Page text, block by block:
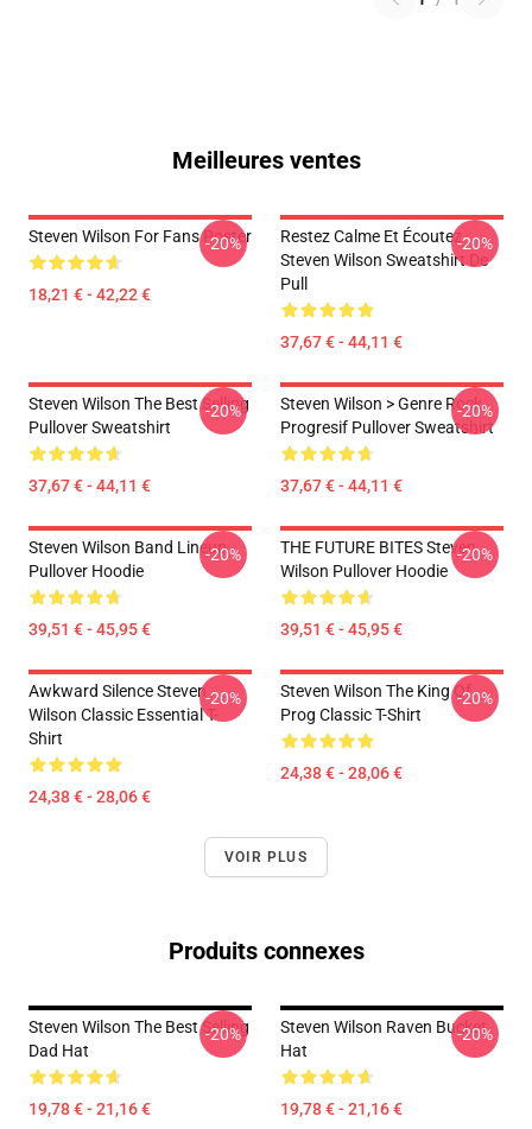
Meilleures ventes
Steven Wilson For Fans Poster
18,21 € - 42,22 €
-20%
Restez Calme Et Écoutez
Steven Wilson Sweatshirt De
Pull
37,67 € - 44,11 €
-20%
Steven Wilson The Best Selling
Pullover Sweatshirt
37,67 € - 44,11 €
-20%
Steven Wilson > Genre Rock
Progresif Pullover Sweatshirt
37,67 € - 44,11 €
-20%
Steven Wilson Band Lineup
Pullover Hoodie
39,51 € - 45,95 €
-20%
THE FUTURE BITES Steven
Wilson Pullover Hoodie
39,51 € - 45,95 €
-20%
Awkward Silence Steven
Wilson Classic Essential T-
Shirt
24,38 € - 28,06 €
-20%
Steven Wilson The King Of
Prog Classic T-Shirt
24,38 € - 28,06 €
-20%
VOIR PLUS
Produits connexes
Steven Wilson The Best Selling
Dad Hat
19,78 € - 21,16 €
-20%
Steven Wilson Raven Bucket
Hat
19,78 € - 21,16 €
-20%